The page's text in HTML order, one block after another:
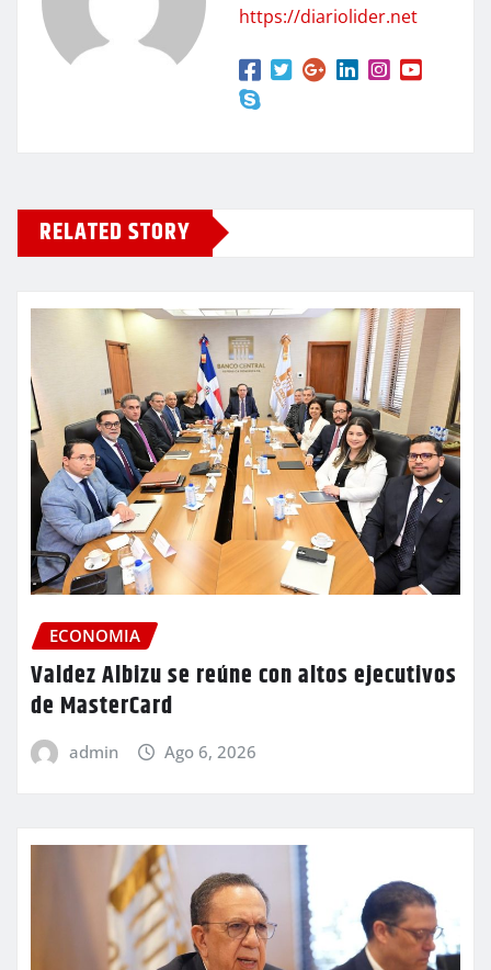
https://diariolider.net
RELATED STORY
ECONOMIA
Valdez Albizu se reúne con altos ejecutivos
de MasterCard
admin Ago 6, 2026